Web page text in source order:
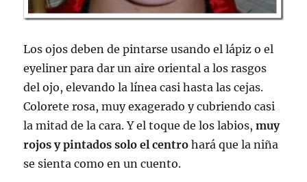
Los ojos deben de pintarse usando el lápiz o el
eyeliner para dar un aire oriental a los rasgos
del ojo, elevando la línea casi hasta las cejas.
Colorete rosa, muy exagerado y cubriendo casi
la mitad de la cara. Y el toque de los labios,muy
rojos y pintados solo el centro hará que la niña
se sienta como en un cuento.